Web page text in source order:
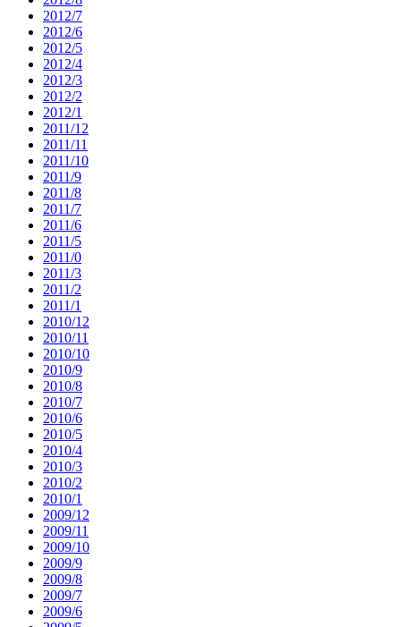
2012/7
2012/6
2012/5
2012/4
2012/3
2012/2
2012/1
2011/12
2011/11
2011/10
2011/9
2011/8
2011/7
2011/6
2011/5
2011/0
2011/3
2011/2
2011/1
2010/12
2010/11
2010/10
2010/9
2010/8
2010/7
2010/6
2010/5
2010/4
2010/3
2010/2
2010/1
2009/12
2009/11
2009/10
2009/9
2009/8
2009/7
2009/6